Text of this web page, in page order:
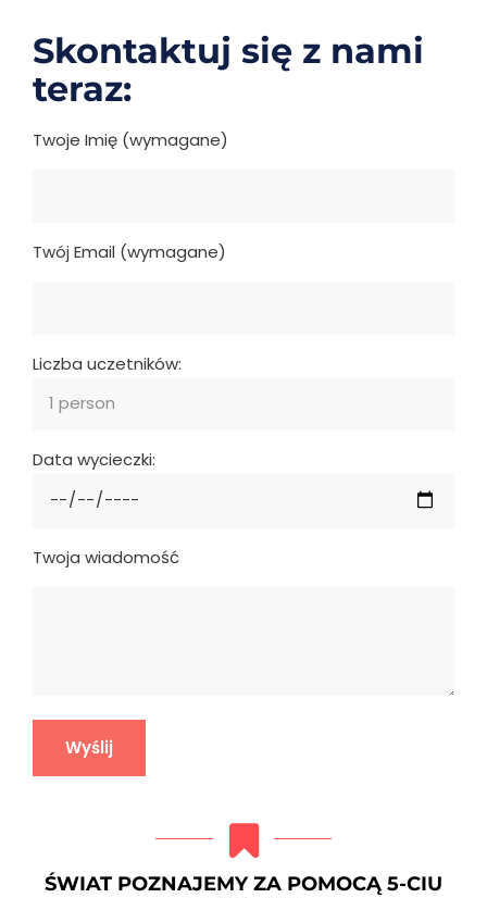
Skontaktuj się z nami
teraz:
Twoje Imię (wymagane)
Twój Email (wymagane)
Liczba uczetników:
Data wycieczki:
Twoja wiadomość
ŚWIAT POZNAJEMY ZA POMOCĄ 5-CIU